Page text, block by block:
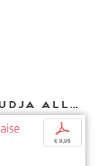
Weitere Texte von Ferroudja Allouache bei DIAPHANES
p
€ 9,95